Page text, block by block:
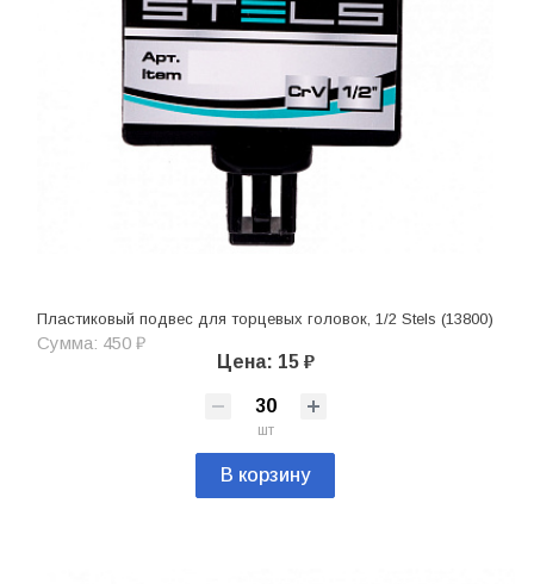
Пластиковый подвес для торцевых головок, 1/2 Stels (13800)
Сумма: 450 ₽
Цена: 15 ₽
шт
В корзину